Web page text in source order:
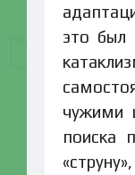
это был
чужими
поиска